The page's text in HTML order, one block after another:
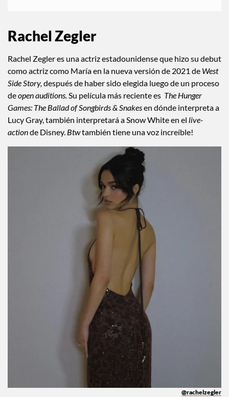
Rachel Zegler
Rachel Zegler es una actriz estadounidense que hizo su debut
como actriz como María en la nueva versión de 2021 de West
Side Story, después de haber sido elegida luego de un proceso
deopen auditions. Su película más reciente es The Hunger
Games: The Ballad of Songbirds & Snakesen dónde interpreta a
Lucy Gray, también interpretará a Snow White en el live-
actionde Disney. Btwtambién tiene una voz increíble!
@rachelzegler